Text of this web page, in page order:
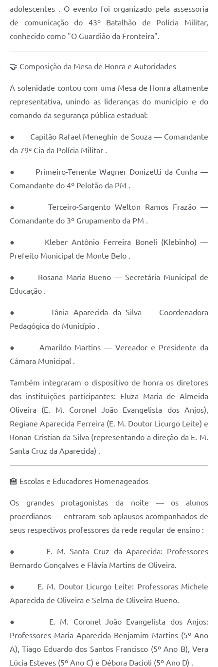
adolescentes . O evento foi organizado pela assessoria
de comunicação do 43º Batalhão de Polícia Militar,
conhecido como "O Guardião da Fronteira".
🤝 Composição da Mesa de Honra e Autoridades
A solenidade contou com uma Mesa de Honra altamente
representativa, unindo as lideranças do município e do
comando da segurança pública estadual:
● Capitão Rafael Meneghin de Souza — Comandante
da 79ª Cia da Polícia Militar .
● Primeiro-Tenente Wagner Donizetti da Cunha —
Comandante do 4º Pelotão da PM .
● Terceiro-Sargento Welton Ramos Frazão —
Comandante do 3º Grupamento da PM .
● Kleber Antônio Ferreira Boneli (Klebinho) —
Prefeito Municipal de Monte Belo .
● Rosana Maria Bueno — Secretária Municipal de
Educação .
● Tânia Aparecida da Silva — Coordenadora
Pedagógica do Município .
● Amarildo Martins — Vereador e Presidente da
Câmara Municipal .
Também integraram o dispositivo de honra os diretores
das instituições participantes: Eluza Maria de Almeida
Oliveira (E. M. Coronel João Evangelista dos Anjos),
Regiane Aparecida Ferreira (E. M. Doutor Licurgo Leite) e
Ronan Cristian da Silva (representando a direção da E. M.
Santa Cruz da Aparecida) .
🏫 Escolas e Educadores Homenageados
Os grandes protagonistas da noite — os alunos
proerdianos — entraram sob aplausos acompanhados de
seus respectivos professores da rede regular de ensino :
● E. M. Santa Cruz da Aparecida: Professores
Bernardo Gonçalves e Flávia Martins de Oliveira.
● E. M. Doutor Licurgo Leite: Professoras Michele
Aparecida de Oliveira e Selma de Oliveira Bueno.
● E. M. Coronel João Evangelista dos Anjos:
Professores Maria Aparecida Benjamim Martins (5º Ano
A), Tiago Eduardo dos Santos Francisco (5º Ano B), Vera
Lúcia Esteves (5º Ano C) e Débora Dacioli (5º Ano D) .